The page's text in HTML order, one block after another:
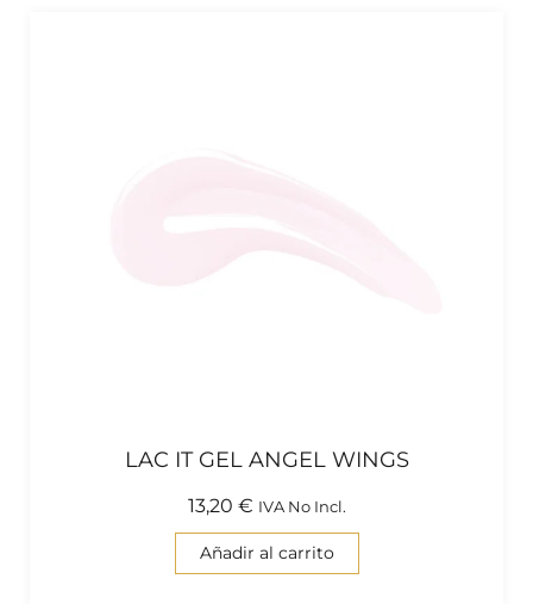
LAC IT GEL ANGEL WINGS
13,20 € IVA No Incl.
Añadir al carrito